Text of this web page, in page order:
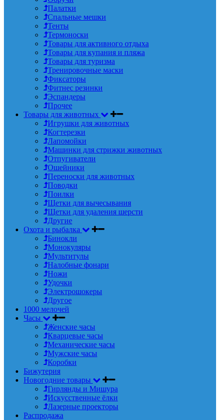
Палатки
Спальные мешки
Тенты
Термоноски
Товары для активного отдыха
Товары для купания и пляжа
Товары для туризма
Тренировочные маски
Фиксаторы
Фитнес резинки
Эспандеры
Прочее
Товары для животных
Игрушки для животных
Когтерезки
Лапомойки
Машинки для стрижки животных
Отпугиватели
Ошейники
Переноски для животных
Поводки
Поилки
Щетки для вычесывания
Щетки для удаления шерсти
Другие
Охота и рыбалка
Бинокли
Монокуляры
Мультитулы
Налобные фонари
Ножи
Удочки
Электрошокеры
Другое
1000 мелочей
Часы
Женские часы
Кварцевые часы
Механические часы
Мужские часы
Коробки
Бижутерия
Новогодние товары
Гирлянды и Мишура
Искусственные ёлки
Лазерные проекторы
Распродажа